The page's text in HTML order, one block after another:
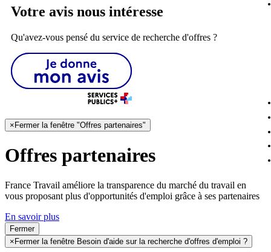
Votre avis nous intéresse
Qu'avez-vous pensé du service de recherche d'offres ?
× Fermer la fenêtre "Offres partenaires"
Offres partenaires
France Travail améliore la transparence du marché du travail en
vous proposant plus d'opportunités d'emploi grâce à ses partenaires
En savoir plus
Fermer
× Fermer la fenêtre Besoin d'aide sur la recherche d'offres d'emploi ?